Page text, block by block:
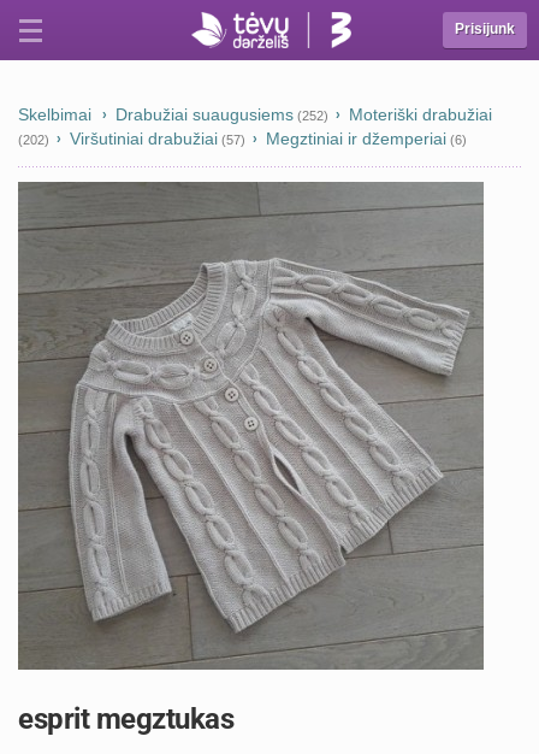
Prisijunk
Skelbimai Drabužiai suaugusiems (252) Moteriški drabužiai
(202) Viršutiniai drabužiai (57) Megztiniai ir džemperiai (6)
esprit megztukas